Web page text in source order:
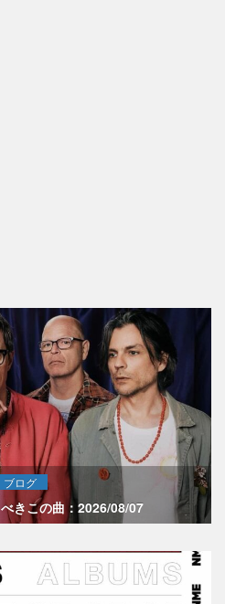
ブログ
きこの曲：2026/08/07